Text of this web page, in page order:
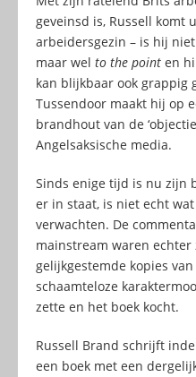
geveinsd is, Russell komt
arbeidersgezin – is hij
maar wel to the point en
kan blijkbaar ook grappig
Tussendoor maakt hij op
brandhout van de
Angelsaksische media.
Sinds enige tijd is nu zijn
er in staat, is niet echt
verwachten. De
mainstream waren
gelijkgestemde kopies
schaamteloze
zette en het boek kocht.
Russell Brand schrijft
een boek met een